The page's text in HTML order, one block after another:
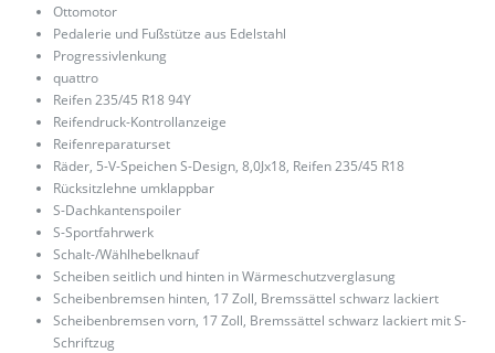
Ottomotor
Pedalerie und Fußstütze aus Edelstahl
Progressivlenkung
quattro
Reifen 235/45 R18 94Y
Reifendruck-Kontrollanzeige
Reifenreparaturset
Räder, 5-V-Speichen S-Design, 8,0Jx18, Reifen 235/45 R18
Rücksitzlehne umklappbar
S-Dachkantenspoiler
S-Sportfahrwerk
Schalt-/Wählhebelknauf
Scheiben seitlich und hinten in Wärmeschutzverglasung
Scheibenbremsen hinten, 17 Zoll, Bremssättel schwarz lackiert
Scheibenbremsen vorn, 17 Zoll, Bremssättel schwarz lackiert mit S-
Schriftzug